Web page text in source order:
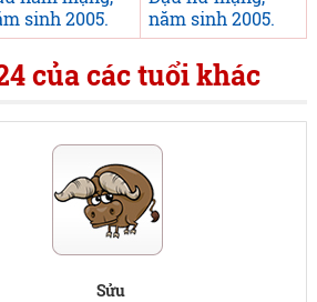
sinh 2005.
năm sinh 2005.
của các tuổi khác
Sửu